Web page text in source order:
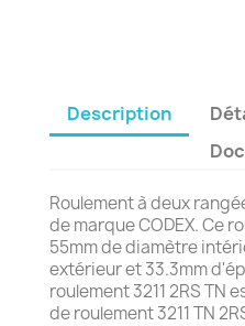
Description
Roulement à deux
de marque CODEX. Ce
55mm de diamètre
extérieur et 33.3mm
roulement 3211 2RS TN
de roulement 3211 TN